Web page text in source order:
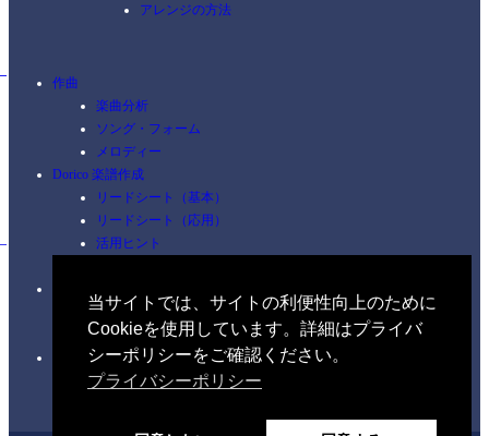
アレンジの方法
作曲
楽曲分析
ソング・フォーム
メロディー
Dorico 楽譜作成
リードシート（基本）
リードシート（応用）
活用ヒント
コードを覚える
練習
イヤートレーニング
聴音（初級編）
当サイトでは、サイトの利便性向上のために
Cookieを使用しています。詳細はプライバ
シーポリシーをご確認ください。
プライバシーポリシー